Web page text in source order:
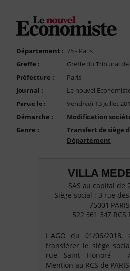
FAQ
Compte PRO
Département : 75 - Paris
Greffe :
Greffe du Tribunal
Préfecture :
Paris
Journal :
Le nouvel
Parue le :
Vendredi 13 Juillet
Démarche :
Modification
Genre :
Transfert de siège
Département
VILLA
SAS au capital de
Siège social : 3 rue
75001 PARIS
522 661 347 RCS
L'AGO du 01/06/
transférer le siège
rue Saint Honoré -
Mention au RCS de PARIS